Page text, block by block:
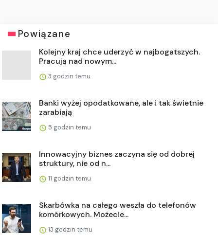
Powiązane
Kolejny kraj chce uderzyć w najbogatszych.
Pracują nad nowym...
3 godzin temu
Banki wyżej opodatkowane, ale i tak świetnie
zarabiają
5 godzin temu
Innowacyjny biznes zaczyna się od dobrej
struktury, nie od n...
11 godzin temu
Skarbówka na całego weszła do telefonów
komórkowych. Możecie...
13 godzin temu